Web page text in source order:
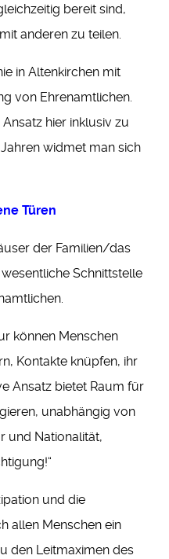
bereit sind,
anderen zu teilen.
in Altenkirchen mit
von Ehrenamtlichen.
hier inklusiv zu
widmet man sich
Türen
der Familien/das
Schnittstelle
können Menschen
Kontakte knüpfen, ihr
Ansatz bietet Raum für
unabhängig von
und Nationalität,
und die
allen Menschen ein
den Leitmaximen des